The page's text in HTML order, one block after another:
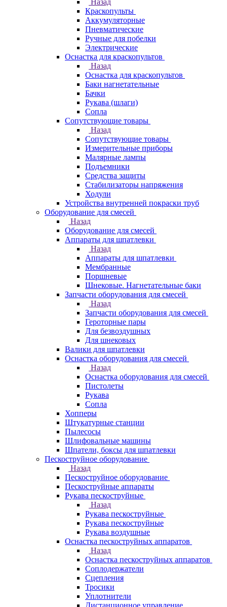
Назад
Краскопульты
Аккумуляторные
Пневматические
Ручные для побелки
Электрические
Оснастка для краскопультов
Назад
Оснастка для краскопультов
Баки нагнетательные
Бачки
Рукава (шлаги)
Сопла
Сопутствующие товары
Назад
Сопутствующие товары
Измерительные приборы
Малярные лампы
Подъемники
Средства защиты
Стабилизаторы напряжения
Ходули
Устройства внутренней покраски труб
Оборудование для смесей
Назад
Оборудование для смесей
Аппараты для шпатлевки
Назад
Аппараты для шпатлевки
Мембранные
Поршневые
Шнековые. Нагнетательные баки
Запчасти оборудования для смесей
Назад
Запчасти оборудования для смесей
Героторные пары
Для безвоздушных
Для шнековых
Валики для шпатлевки
Оснастка оборудования для смесей
Назад
Оснастка оборудования для смесей
Пистолеты
Рукава
Сопла
Хопперы
Штукатурные станции
Пылесосы
Шлифовальные машины
Шпатели, боксы для шпатлевки
Пескоструйное оборудование
Назад
Пескоструйное оборудование
Пескоструйные аппараты
Рукава пескоструйные
Назад
Рукава пескоструйные
Рукава пескоструйные
Рукава воздушные
Оснастка пескоструйных аппаратов
Назад
Оснастка пескоструйных аппаратов
Соплодержатели
Сцепления
Тросики
Уплотнители
Дистанционное управление